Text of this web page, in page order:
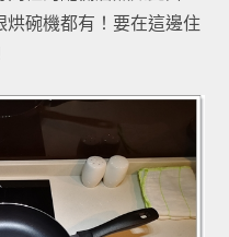
碗機都有！要在這邊住